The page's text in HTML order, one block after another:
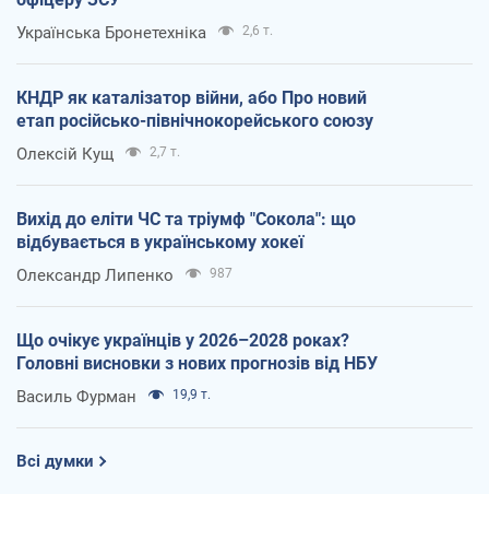
Українська Бронетехніка 2,6 т.
КНДР як каталізатор війни, або Про новий
етап російсько-північнокорейського союзу
Олексій Кущ 2,7 т.
Вихід до еліти ЧС та тріумф "Сокола": що
відбувається в українському хокеї
Олександр Липенко 987
Що очікує українців у 2026–2028 роках?
Головні висновки з нових прогнозів від НБУ
Василь Фурман 19,9 т.
Всі думки